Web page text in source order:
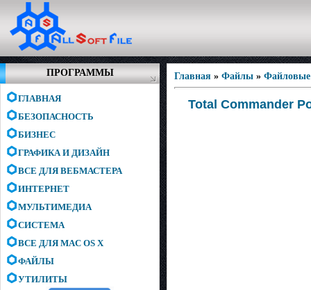
ПРОГРАММЫ
ГЛАВНАЯ
БЕЗОПАСНОСТЬ
БИЗНЕС
ГРАФИКА И ДИЗАЙН
ВСЕ ДЛЯ ВЕБМАСТЕРА
ИНТЕРНЕТ
МУЛЬТИМЕДИА
СИСТЕМА
ВСЕ ДЛЯ MAC OS X
ФАЙЛЫ
УТИЛИТЫ
Главная » Файлы »
Total Commander